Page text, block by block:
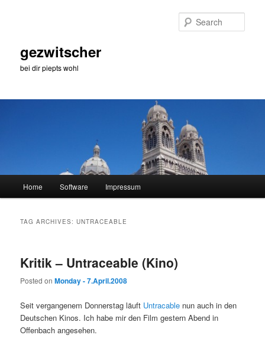
gezwitscher
bei dir piepts wohl
Home Software Impressum
TAG ARCHIVES:UNTRACEABLE
Kritik – Untraceable (Kino)
Posted onMonday - 7.April.2008
Seit vergangenem Donnerstag läuft Untracable nun auch in den
Deutschen Kinos. Ich habe mir den Film gestern Abend in
Offenbach angesehen.